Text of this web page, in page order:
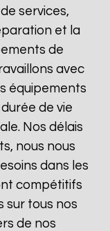
services,
et la
de
avec
équipements
de vie
Nos délais
nous nous
dans les
compétitifs
sur tous nos
de nos